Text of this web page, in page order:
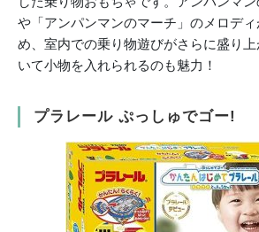
や「アンパンマンのマーチ」のメロデ
め、室内での乗り物遊びがさらに盛り
いて小物を入れられるのも魅力！
プラレール ぷっしゅでゴー!